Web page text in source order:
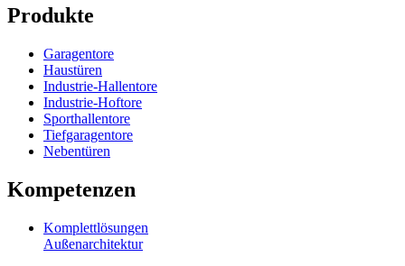
Produkte
Garagentore
Haustüren
Industrie-Hallentore
Industrie-Hoftore
Sporthallentore
Tiefgaragentore
Nebentüren
Kompetenzen
Komplettlösungen
Außenarchitektur